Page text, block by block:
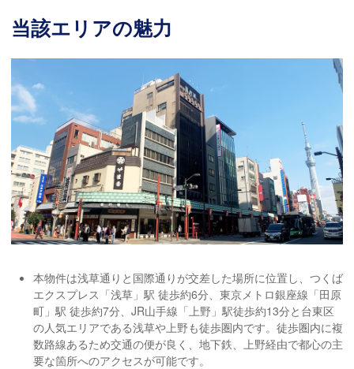
当該エリアの魅力
本物件は浅草通りと国際通りが交差した場所に位置し、つくば
エクスプレス「浅草」駅 徒歩約6分、東京メトロ銀座線「田原
町」駅 徒歩約7分、JR山手線「上野」駅徒歩約13分と台東区
の人気エリアである浅草や上野も徒歩圏内です。徒歩圏内に複
数路線あるため交通の便が良く、地下鉄、上野経由で都心の主
要な箇所へのアクセスが可能です。